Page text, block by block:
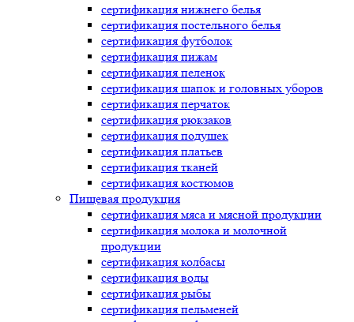
сертификация нижнего белья
сертификация постельного белья
сертификация футболок
сертификация пижам
сертификация пеленок
сертификация шапок и головных уборов
сертификация перчаток
сертификация рюкзаков
сертификация подушек
сертификация платьев
сертификация тканей
сертификация костюмов
Пищевая продукция
сертификация мяса и мясной продукции
сертификация молока и молочной
продукции
сертификация колбасы
сертификация воды
сертификация рыбы
сертификация пельменей